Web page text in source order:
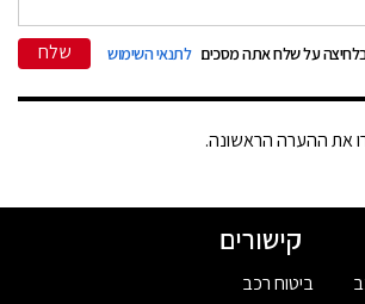
על שלח אתה מסכים לתנאי השימוש שלח
את ההערה הראשונה.
קישורים
ביטוח רכב